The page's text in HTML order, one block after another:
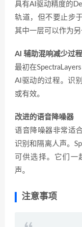
具有AI驱动精度的
轨道，但不要止步
其中一层可以作为另
AI 辅助混响减少过程
最初在
AI驱动的过程。识
或有效。
改进的语音降噪器
语音降噪器非常适
识别和隔离人声。
可供选择。它们一
声。
注意事项